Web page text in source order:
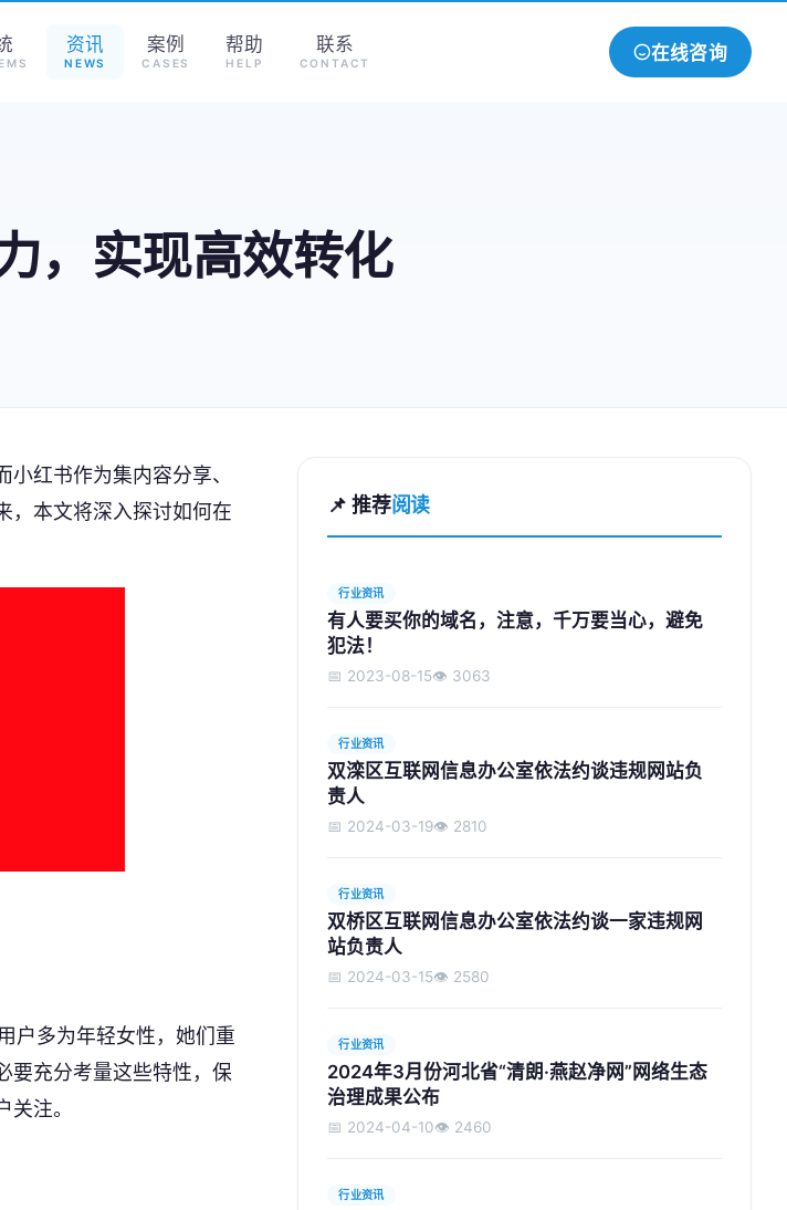
资讯
NEWS
案例
CASES
帮助
HELP
联系
CONTACT 在线咨询
，实现高效转化
红书作为集内容分享、
，本文将深入探讨如何在
户多为年轻女性，她们重
要充分考量这些特性，保
注。
📌 推荐阅读
行业资讯
有人要买你的域名，注意，千万要当心，避免
犯法！
📅 2023-08-15👁️ 3063
行业资讯
双滦区互联网信息办公室依法约谈违规网站负
责人
📅 2024-03-19👁️ 2810
行业资讯
双桥区互联网信息办公室依法约谈一家违规网
站负责人
📅 2024-03-15👁️ 2580
行业资讯
2024年3月份河北省“清朗·燕赵净网”网络生态
治理成果公布
📅 2024-04-10👁️ 2460
行业资讯